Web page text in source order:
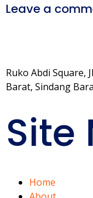
Leave a
Ruko Abdi Square,
Barat, Sindang
Site
Home